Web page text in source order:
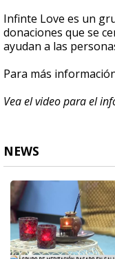
Infinte Love es un
donaciones que se
ayudan a las
Para más
Vea el video para el
NEWS